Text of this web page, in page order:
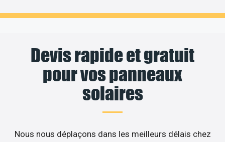
Devis rapide et gratuit
pour vos panneaux
solaires
Nous nous déplaçons dans les meilleurs délais chez